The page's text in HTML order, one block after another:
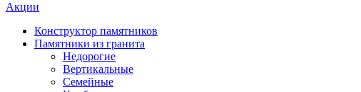
Акции
Конструктор памятников
Памятники из гранита
Недорогие
Вертикальные
Семейные